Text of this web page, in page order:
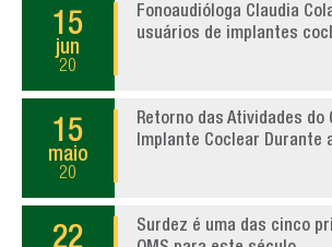
15
jun
20
Fonoaudióloga Claudia
usuários de implantes
15
maio
20
Retorno das Atividades do
Implante Coclear Durante
Surdez é uma das cinco